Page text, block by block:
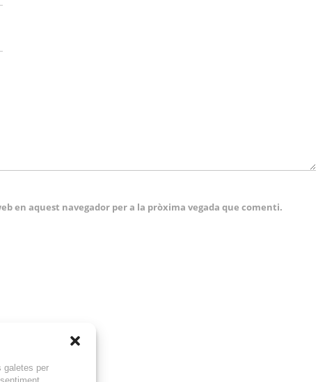
galetes per
en aquest navegador per a la pròxima vegada que comenti.